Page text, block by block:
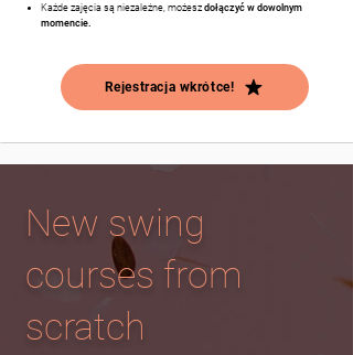
Każde zajęcia są niezależne, możeszdołączyć w dowolnym
momencie.
Rejestracja wkrótce!
New swing
courses from
scratch